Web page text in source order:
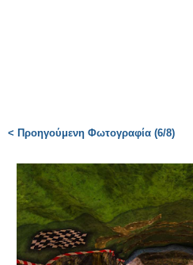
< Προηγούμενη Φωτογραφία (6/8)